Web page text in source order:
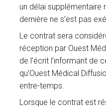
un délai supplémentaire
dernière ne s’est pas
Le contrat sera
réception par Ouest
de l’écrit l’informant de
qu’Ouest Médical
entre-temps.
Lorsque le contrat est